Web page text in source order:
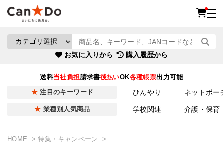
お気に入りから 購入履歴から
送料当社負担請求書後払いOK各種帳票出力可能
注目のキーワード ひんやり ネットポー
業種別人気商品 学校関連 介護・保育
HOME
特集・キャンペーン